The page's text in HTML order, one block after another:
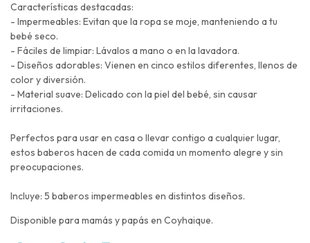
Características destacadas:
- Impermeables: Evitan que la ropa se moje, manteniendo a tu
bebé seco.
- Fáciles de limpiar: Lávalos a mano o en la lavadora.
- Diseños adorables: Vienen en cinco estilos diferentes, llenos de
color y diversión.
- Material suave: Delicado con la piel del bebé, sin causar
irritaciones.
Perfectos para usar en casa o llevar contigo a cualquier lugar,
estos baberos hacen de cada comida un momento alegre y sin
preocupaciones.
Incluye: 5 baberos impermeables en distintos diseños.
Disponible para mamás y papás en Coyhaique.